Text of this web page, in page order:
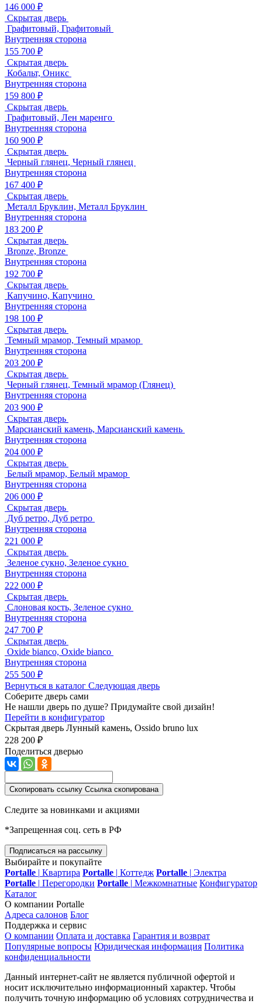
146 000 ₽
Скрытая дверь
Графитовый, Графитовый
Внутренняя сторона
155 700 ₽
Скрытая дверь
Кобальт, Оникс
Внутренняя сторона
159 800 ₽
Скрытая дверь
Графитовый, Лен маренго
Внутренняя сторона
160 900 ₽
Скрытая дверь
Черный глянец, Черный глянец
Внутренняя сторона
167 400 ₽
Скрытая дверь
Металл Бруклин, Металл Бруклин
Внутренняя сторона
183 200 ₽
Скрытая дверь
Bronze, Bronze
Внутренняя сторона
192 700 ₽
Скрытая дверь
Капучино, Капучино
Внутренняя сторона
198 100 ₽
Скрытая дверь
Темный мрамор, Темный мрамор
Внутренняя сторона
203 200 ₽
Скрытая дверь
Черный глянец, Темный мрамор (Глянец)
Внутренняя сторона
203 900 ₽
Скрытая дверь
Марсианский камень, Марсианский камень
Внутренняя сторона
204 000 ₽
Скрытая дверь
Белый мрамор, Белый мрамор
Внутренняя сторона
206 000 ₽
Скрытая дверь
Дуб ретро, Дуб ретро
Внутренняя сторона
221 000 ₽
Скрытая дверь
Зеленое сукно, Зеленое сукно
Внутренняя сторона
222 000 ₽
Скрытая дверь
Слоновая кость, Зеленое сукно
Внутренняя сторона
247 700 ₽
Скрытая дверь
Oxide bianco, Oxide bianco
Внутренняя сторона
255 500 ₽
Вернуться в каталог Следующая дверь
Соберите дверь сами
Не нашли дверь по душе? Придумайте свой дизайн!
Перейти в конфигуратор
Скрытая дверь Лунный камень, Ossido bruno lux
228 200 ₽
Поделиться дверью
Скопировать ссылку Ссылка скопирована
Следите за новинками и акциями
*Запрещенная соц. сеть в РФ
Подписаться на рассылку
Выбирайте и покупайте
Portalle | Квартира Portalle | Коттедж Portalle | Электра
Portalle | Перегородки Portalle | Межкомнатные Конфигуратор
Каталог
О компании Portalle
Адреса салонов Блог
Поддержка и сервис
О компании Оплата и доставка Гарантия и возврат
Популярные вопросы Юридическая информация Политика
конфиденциальности
Данный интернет-сайт не является публичной офертой и
носит исключительно информационный характер. Чтобы
получить точную информацию об условиях сотрудничества и